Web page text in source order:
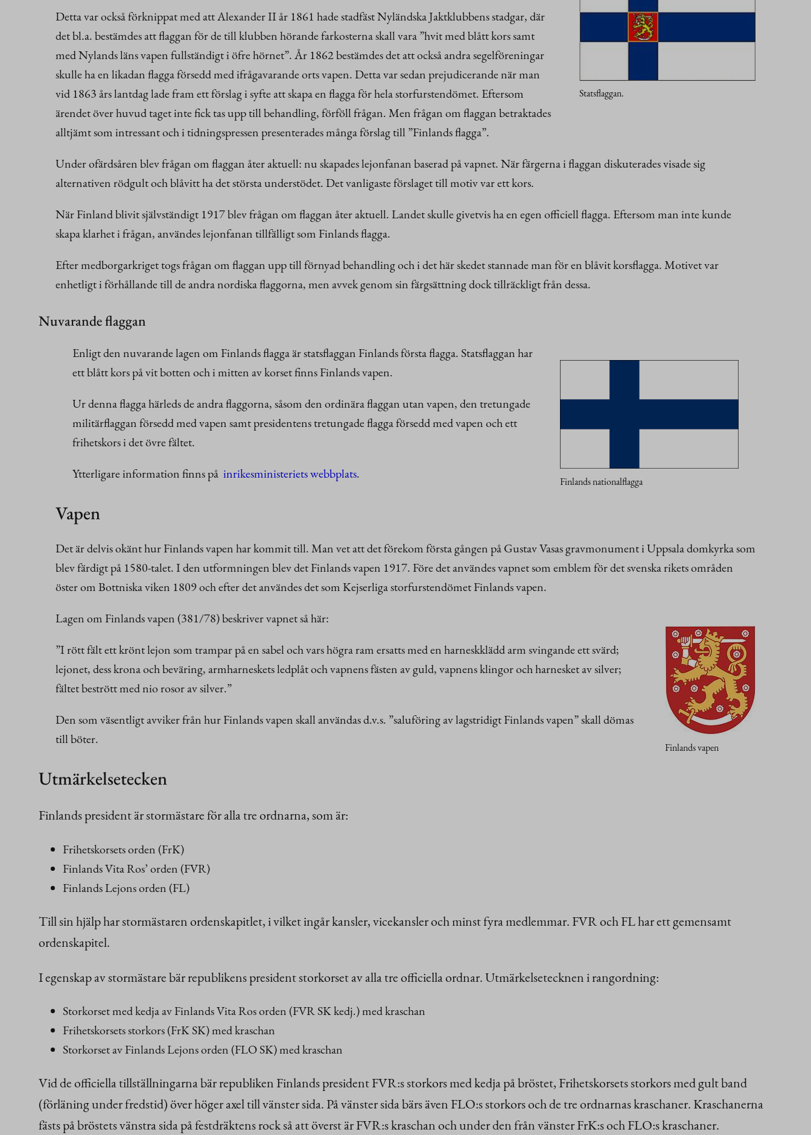
Statsflaggan.
Detta var också förknippat med att Alexander II år 1861 hade stadfäst Nyländska Jaktklubbens stadgar, där
det bl.a. bestämdes att flaggan för de till klubben hörande farkosterna skall vara ”hvit med blått kors samt
med Nylands läns vapen fullständigt i öfre hörnet”. År 1862 bestämdes det att också andra segelföreningar
skulle ha en likadan flagga försedd med ifrågavarande orts vapen. Detta var sedan prejudicerande när man
vid 1863 års lantdag lade fram ett förslag i syfte att skapa en flagga för hela storfurstendömet. Eftersom
ärendet över huvud taget inte fick tas upp till behandling, förföll frågan. Men frågan om flaggan betraktades
alltjämt som intressant och i tidningspressen presenterades många förslag till ”Finlands flagga”.
Under ofärdsåren blev frågan om flaggan åter aktuell: nu skapades lejonfanan baserad på vapnet. När färgerna i flaggan diskuterades visade sig
alternativen rödgult och blåvitt ha det största understödet. Det vanligaste förslaget till motiv var ett kors.
När Finland blivit självständigt 1917 blev frågan om flaggan åter aktuell. Landet skulle givetvis ha en egen officiell flagga. Eftersom man inte kunde
skapa klarhet i frågan, användes lejonfanan tillfälligt som Finlands flagga.
Efter medborgarkriget togs frågan om flaggan upp till förnyad behandling och i det här skedet stannade man för en blåvit korsflagga. Motivet var
enhetligt i förhållande till de andra nordiska flaggorna, men avvek genom sin färgsättning dock tillräckligt från dessa.
Nuvarande flaggan
Finlands nationalflagga
Enligt den nuvarande lagen om Finlands flagga är statsflaggan Finlands första flagga. Statsflaggan har
ett blått kors på vit botten och i mitten av korset finns Finlands vapen.
Ur denna flagga härleds de andra flaggorna, såsom den ordinära flaggan utan vapen, den tretungade
militärflaggan försedd med vapen samt presidentens tretungade flagga försedd med vapen och ett
frihetskors i det övre fältet.
Ytterligare information finns på inrikesministeriets webbplats.
Vapen
Det är delvis okänt hur Finlands vapen har kommit till. Man vet att det förekom första gången på Gustav Vasas gravmonument i Uppsala domkyrka som
blev färdigt på 1580-talet. I den utformningen blev det Finlands vapen 1917. Före det användes vapnet som emblem för det svenska rikets områden
öster om Bottniska viken 1809 och efter det användes det som Kejserliga storfurstendömet Finlands vapen.
Finlands vapen
Lagen om Finlands vapen (381/78) beskriver vapnet så här:
”I rött fält ett krönt lejon som trampar på en sabel och vars högra ram ersatts med en harneskklädd arm svingande ett svärd;
lejonet, dess krona och beväring, armharneskets ledplåt och vapnens fästen av guld, vapnens klingor och harnesket av silver;
fältet bestrött med nio rosor av silver.”
Den som väsentligt avviker från hur Finlands vapen skall användas d.v.s. ”saluföring av lagstridigt Finlands vapen” skall dömas
till böter.
Utmärkelsetecken
Finlands president är stormästare för alla tre ordnarna, som är:
Frihetskorsets orden (FrK)
Finlands Vita Ros’ orden (FVR)
Finlands Lejons orden (FL)
Till sin hjälp har stormästaren ordenskapitlet, i vilket ingår kansler, vicekansler och minst fyra medlemmar. FVR och FL har ett gemensamt
ordenskapitel.
I egenskap av stormästare bär republikens president storkorset av alla tre officiella ordnar. Utmärkelsetecknen i rangordning:
Storkorset med kedja av Finlands Vita Ros orden (FVR SK kedj.) med kraschan
Frihetskorsets storkors (FrK SK) med kraschan
Storkorset av Finlands Lejons orden (FLO SK) med kraschan
Vid de officiella tillställningarna bär republiken Finlands president FVR:s storkors med kedja på bröstet, Frihetskorsets storkors med gult band
(förläning under fredstid) över höger axel till vänster sida. På vänster sida bärs även FLO:s storkors och de tre ordnarnas kraschaner. Kraschanerna
fästs på bröstets vänstra sida på festdräktens rock så att överst är FVR:s kraschan och under den från vänster FrK:s och FLO:s kraschaner.